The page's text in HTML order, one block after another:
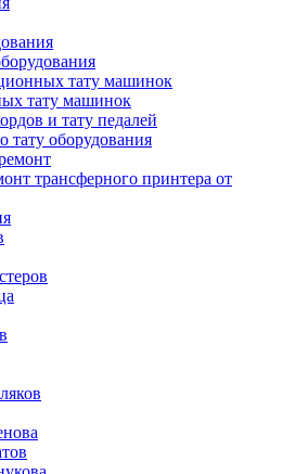
тату машинок
тату машинок
и тату педалей
тату оборудования
трансферного принтера от